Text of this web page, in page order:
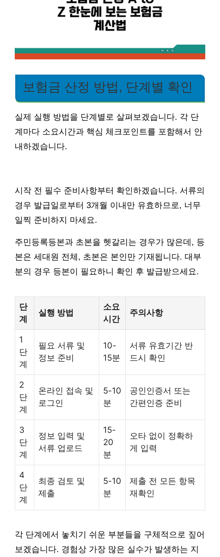
보험금 산정 방법, 단계별 확인
실제 실행 방법을 단계별로 살펴보겠습니다. 각 단
계마다 소요시간과 핵심 체크포인트를 포함해서 안
내하겠습니다.
시작 전 필수 준비사항부터 확인하겠습니다. 서류의
경우 발급일로부터 3개월 이내만 유효하므로, 너무
일찍 준비하지 마세요.
주민등록등본과 초본을 헷갈리는 경우가 많은데, 등
본은 세대원 전체, 초본은 본인만 기재됩니다. 대부
분의 경우 등본이 필요하니 확인 후 발급받으세요.
단
계
실행 방법
소요
시간
주의사항
1
단
계
필요 서류 및
정보 준비
10-
15분
서류 유효기간 반
드시 확인
2
단
계
온라인 접속 및
로그인
5-10
분
공인인증서 또는
간편인증 준비
3
단
계
정보 입력 및
서류 업로드
15-
20
분
오타 없이 정확하
게 입력
4
단
계
최종 검토 및
제출
5-10
분
제출 전 모든 항목
재확인
각 단계에서 놓치기 쉬운 부분들을 구체적으로 짚어
보겠습니다. 경험상 가장 많은 실수가 발생하는 지